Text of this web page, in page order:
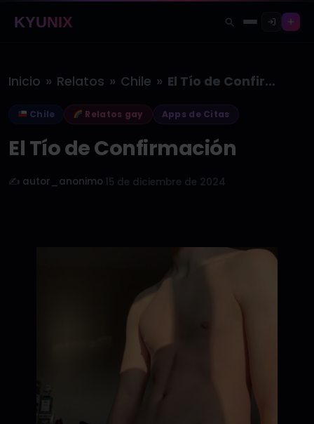
KYUNIX
Inicio » Relatos » Chile » El Tío de Confirmación
Chile Relatos gay Apps de Citas
El Tío de Confirmación
✍️ autor_anonimo 15 de diciembre de 2024